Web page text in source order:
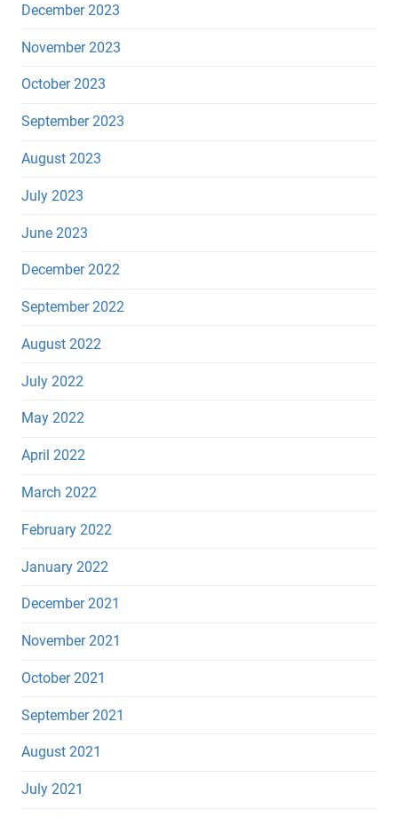
December 2023
November 2023
October 2023
September 2023
August 2023
July 2023
June 2023
December 2022
September 2022
August 2022
July 2022
May 2022
April 2022
March 2022
February 2022
January 2022
December 2021
November 2021
October 2021
September 2021
August 2021
July 2021